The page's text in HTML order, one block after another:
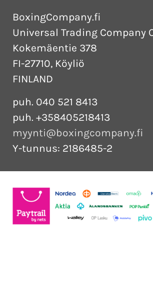
BoxingCompany.fi
Universal Trading Company
Kokemäentie 378
FI-27710, Köyliö
FINLAND
puh. 040 521 8413
puh. +358405218413
myynti@boxingcompany.fi
Y-tunnus: 2186485-2